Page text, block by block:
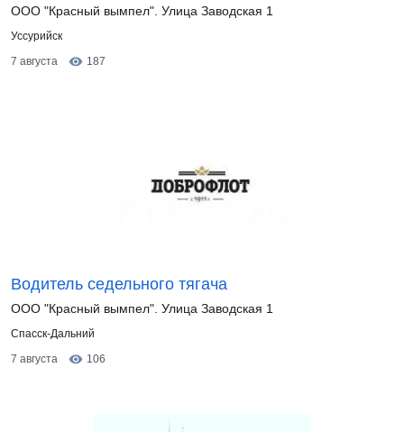
ООО "Красный вымпел". Улица Заводская 1
Уссурийск
7 августа
187
Водитель седельного тягача
ООО "Красный вымпел". Улица Заводская 1
Спасск-Дальний
7 августа
106